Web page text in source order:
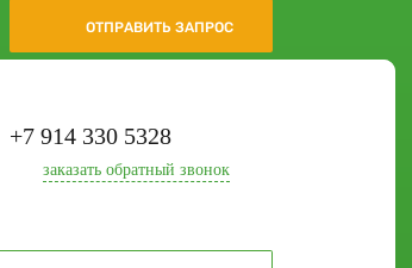
ОТПРАВИТЬ ЗАПРОС
+7 914 330 5328
заказать обратный звонок